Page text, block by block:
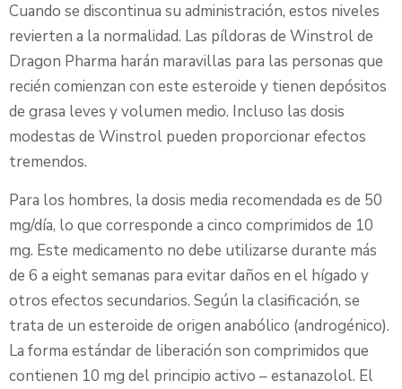
Cuando se discontinua su administración, estos niveles
revierten a la normalidad. Las píldoras de Winstrol de
Dragon Pharma harán maravillas para las personas que
recién comienzan con este esteroide y tienen depósitos
de grasa leves y volumen medio. Incluso las dosis
modestas de Winstrol pueden proporcionar efectos
tremendos.
Para los hombres, la dosis media recomendada es de 50
mg/día, lo que corresponde a cinco comprimidos de 10
mg. Este medicamento no debe utilizarse durante más
de 6 a eight semanas para evitar daños en el hígado y
otros efectos secundarios. Según la clasificación, se
trata de un esteroide de origen anabólico (androgénico).
La forma estándar de liberación son comprimidos que
contienen 10 mg del principio activo – estanazolol. El